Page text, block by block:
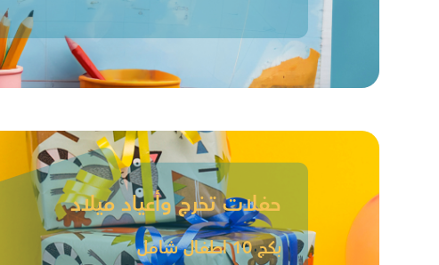
حفلات تخرج وأعياد ميلاد
بكج 10 اطفال شامل